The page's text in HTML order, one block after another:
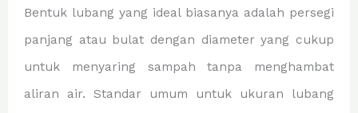
Bentuk lubang yang ideal biasanya adalah persegi
panjang atau bulat dengan diameter yang cukup
untuk menyaring sampah tanpa menghambat
aliran air. Standar umum untuk ukuran lubang